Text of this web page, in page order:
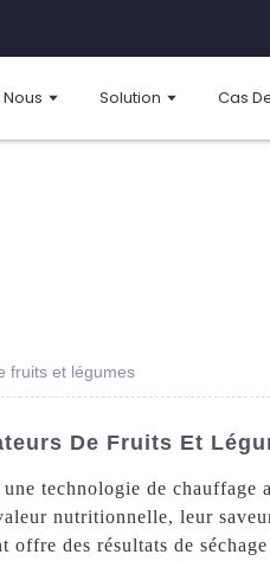
Solution Cas
fruits et légumes
De Fruits Et
technologie de
nutritionnelle, leur
des résultats de